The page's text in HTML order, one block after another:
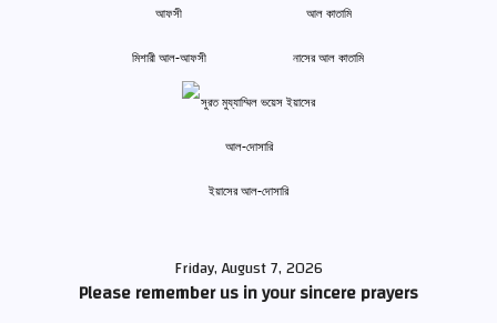
মিশারী আল-আফসী নাসের আল কাতামি
ইয়াসের আল-দোসারি
Friday, August 7, 2026
Please remember us in your sincere prayers